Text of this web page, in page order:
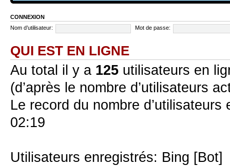
CONNEXION
Nom d’utilisateur:
Mot de passe:
QUI EST EN LIGNE
Au total il y a 125 utilisateurs en
(d’après le nombre d’utilisateurs
Le record du nombre
02:19
Utilisateurs enregistrés: Bing [Bot]